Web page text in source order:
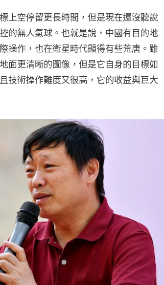
上空停留更長時間，但是現在還沒聽說
的無人氣球。也就是說，中國有目的地
操作，也在衛星時代顯得有些荒唐。雖
面更清晰的圖像，但是它自身的目標如
技術操作難度又很高，它的收益與巨大